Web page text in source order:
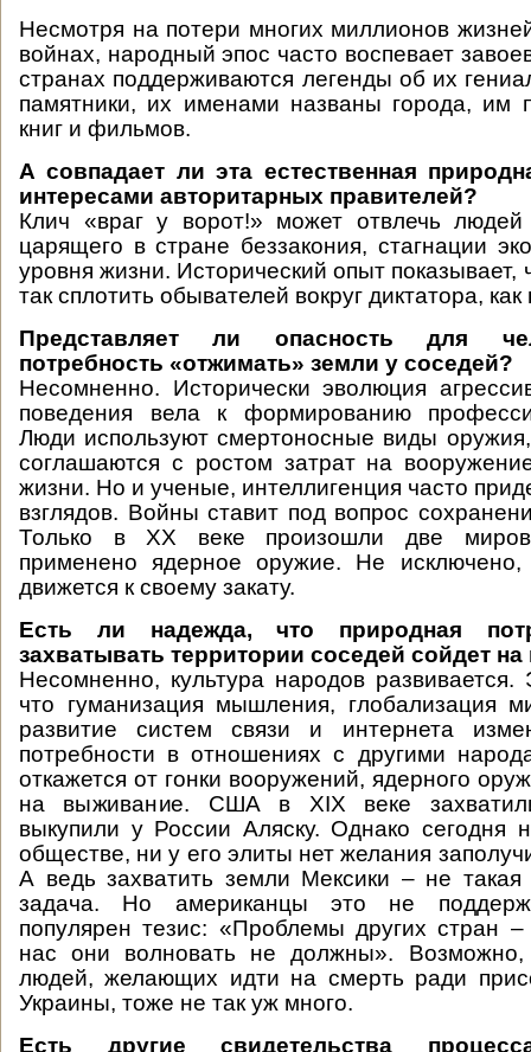
Несмотря на потери многих миллионов
войнах, народный эпос часто воспевает
странах поддерживаются легенды об их
памятники, их именами названы города, им
книг и фильмов.
А совпадает ли эта естественная
интересами авторитарных правителей?
Клич «враг у ворот!» может отвлечь
царящего в стране беззакония, стагнации
уровня жизни. Исторический опыт показывает,
так сплотить обывателей вокруг диктатора,
Представляет ли опасность для
потребность «отжимать» земли у соседей?
Несомненно. Исторически эволюция
поведения вела к формированию
Люди используют смертоносные виды
соглашаются с ростом затрат на
жизни. Но и ученые, интеллигенция часто
взглядов. Войны ставит под вопрос
Только в ХХ веке произошли две
применено ядерное оружие. Не исключено,
движется к своему закату.
Есть ли надежда, что природная
захватывать территории соседей сойдет на
Несомненно, культура народов
что гуманизация мышления, глобализация
развитие систем связи и интернета
потребности в отношениях с другими
откажется от гонки вооружений, ядерного
на выживание. США в XIX веке
выкупили у России Аляску. Однако сегодня
обществе, ни у его элиты нет желания
А ведь захватить земли Мексики – не
задача. Но американцы это не
популярен тезис: «Проблемы других стран
нас они волновать не должны».
людей, желающих идти на смерть ради
Украины, тоже не так уж много.
Есть другие свидетельства